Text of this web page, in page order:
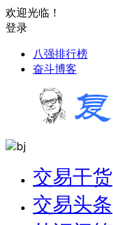
欢迎光临！
登录
八强排行榜
奋斗博客
交易干货
交易头条